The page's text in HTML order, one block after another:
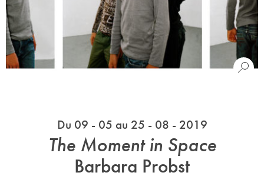
Du 09 - 05 au 25 - 08 - 2019
The Moment in Space
Barbara Probst